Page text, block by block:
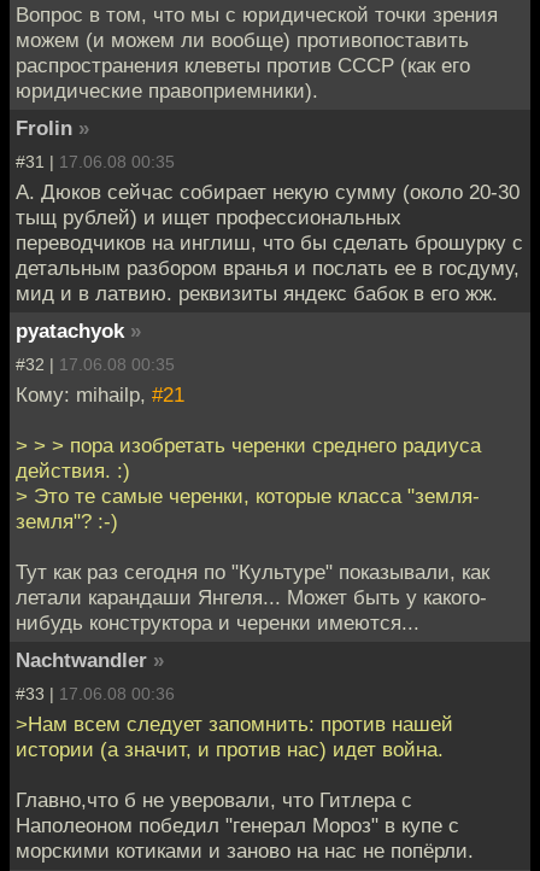
Вопрос в том, что мы с юридической точки зрения
можем (и можем ли вообще) противопоставить
распространения клеветы против СССР (как его
юридические правоприемники).
Frolin »
#31 | 17.06.08 00:35
А. Дюков сейчас собирает некую сумму (около 20-30
тыщ рублей) и ищет профессиональных
переводчиков на инглиш, что бы сделать брошурку с
детальным разбором вранья и послать ее в госдуму,
мид и в латвию. реквизиты яндекс бабок в его жж.
pyatachyok »
#32 | 17.06.08 00:35
Кому: mihailp, #21
> > > пора изобретать черенки среднего радиуса
действия. :)
> Это те самые черенки, которые класса "земля-
земля"? :-)
Тут как раз сегодня по "Культуре" показывали, как
летали карандаши Янгеля... Может быть у какого-
нибудь конструктора и черенки имеются...
Nachtwandler »
#33 | 17.06.08 00:36
>Нам всем следует запомнить: против нашей
истории (а значит, и против нас) идет война.
Главно,что б не уверовали, что Гитлера с
Наполеоном победил "генерал Мороз" в купе с
морскими котиками и заново на нас не попёрли.